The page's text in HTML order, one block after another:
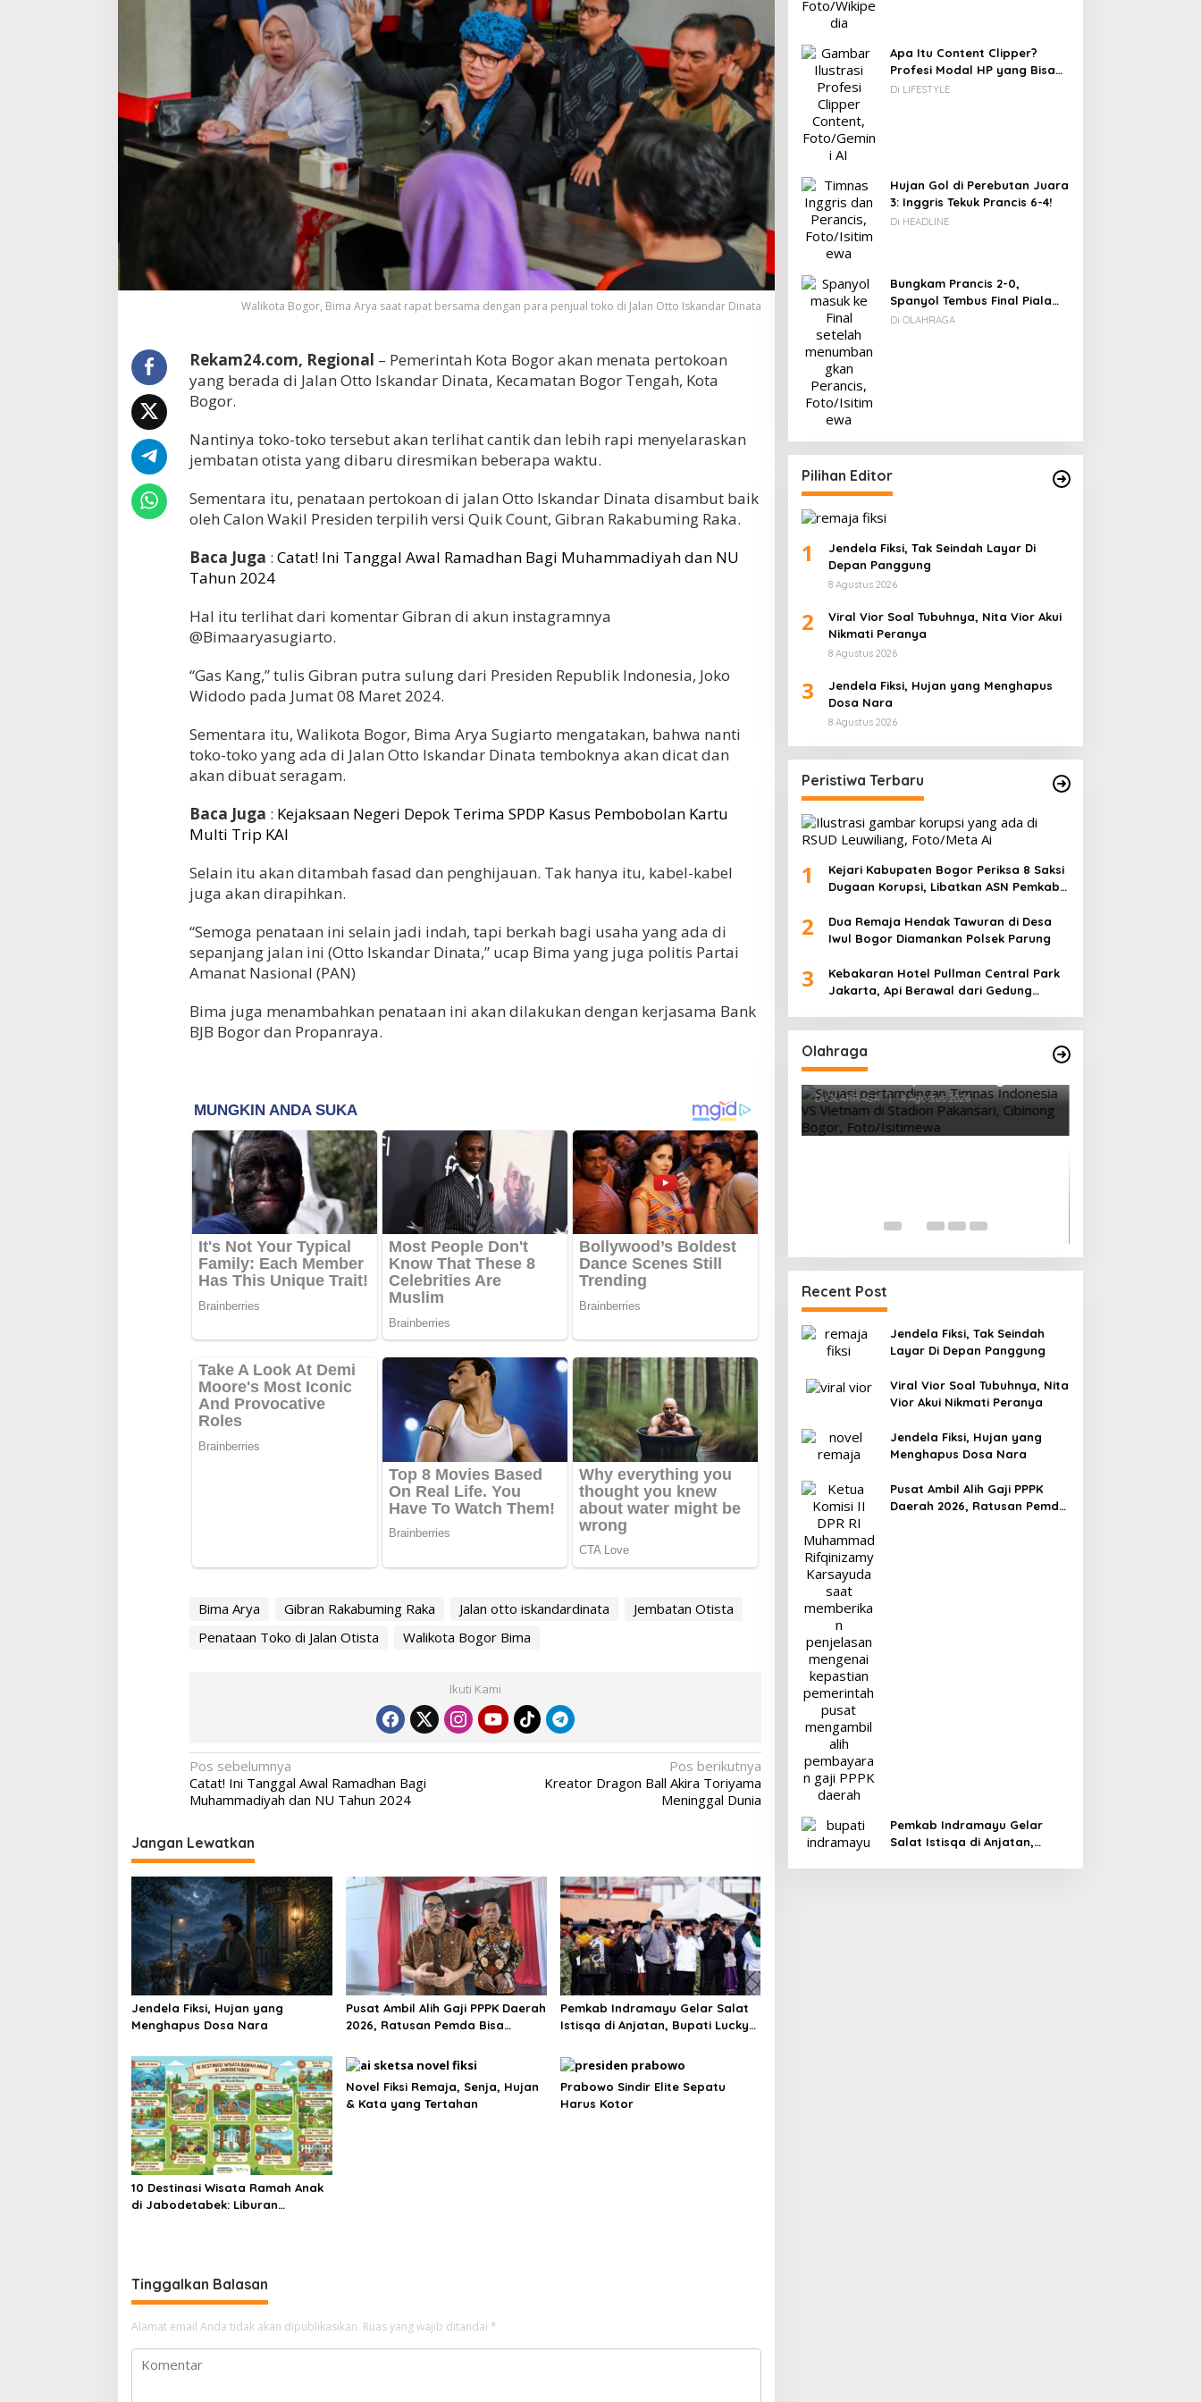
Walikota Bogor, Bima Arya saat rapat bersama dengan para penjual toko di Jalan Otto Iskandar Dinata
Rekam24.com, Regional – Pemerintah Kota Bogor akan menata pertokoan
yang berada di Jalan Otto Iskandar Dinata, Kecamatan Bogor Tengah, Kota
Bogor.
Nantinya toko-toko tersebut akan terlihat cantik dan lebih rapi menyelaraskan
jembatan otista yang dibaru diresmikan beberapa waktu.
Sementara itu, penataan pertokoan di jalan Otto Iskandar Dinata disambut baik
oleh Calon Wakil Presiden terpilih versi Quik Count, Gibran Rakabuming Raka.
Baca Juga : Catat! Ini Tanggal Awal Ramadhan Bagi Muhammadiyah dan NU
Tahun 2024
Hal itu terlihat dari komentar Gibran di akun instagramnya
@Bimaaryasugiarto.
“Gas Kang,” tulis Gibran putra sulung dari Presiden Republik Indonesia, Joko
Widodo pada Jumat 08 Maret 2024.
Sementara itu, Walikota Bogor, Bima Arya Sugiarto mengatakan, bahwa nanti
toko-toko yang ada di Jalan Otto Iskandar Dinata temboknya akan dicat dan
akan dibuat seragam.
Baca Juga : Kejaksaan Negeri Depok Terima SPDP Kasus Pembobolan Kartu
Multi Trip KAI
Selain itu akan ditambah fasad dan penghijauan. Tak hanya itu, kabel-kabel
juga akan dirapihkan.
“Semoga penataan ini selain jadi indah, tapi berkah bagi usaha yang ada di
sepanjang jalan ini (Otto Iskandar Dinata,” ucap Bima yang juga politis Partai
Amanat Nasional (PAN)
Bima juga menambahkan penataan ini akan dilakukan dengan kerjasama Bank
BJB Bogor dan Propanraya.
Bima Arya Gibran Rakabuming Raka Jalan otto iskandardinata
Jembatan Otista
Penataan Toko di Jalan Otista
Walikota Bogor Bima
Ikuti Kami
Navigasi
pos
Pos sebelumnya
Catat! Ini Tanggal Awal Ramadhan Bagi
Muhammadiyah dan NU Tahun 2024
Pos berikutnya
Kreator Dragon Ball Akira Toriyama
Meninggal Dunia
Jangan Lewatkan
Jendela Fiksi, Hujan yang
Menghapus Dosa Nara
Pusat Ambil Alih Gaji PPPK Daerah
2026, Ratusan Pemda Bisa
Pemkab Indramayu Gelar Salat
Istisqa di Anjatan, Bupati Lucky
Ikhtiar Atasi Kekeringan
10 Destinasi Wisata Ramah Anak
di Jabodetabek: Liburan
Novel Fiksi Remaja, Senja, Hujan
& Kata yang Tertahan
Prabowo Sindir Elite Sepatu
Harus Kotor
Tinggalkan Balasan
Alamat email Anda tidak akan dipublikasikan. Ruas yang wajib ditandai *
Apa Itu Content Clipper?
Profesi Modal HP yang Bisa
Menghasilkan Puluhan Juta
Di LIFESTYLE
Hujan Gol di Perebutan Juara
3: Inggris Tekuk Prancis 6-4!
Di HEADLINE
Bungkam Prancis 2-0,
Spanyol Tembus Final Piala
Dunia 2026
Di OLAHRAGA
Pilihan Editor
1
Jendela Fiksi, Tak Seindah Layar Di
Depan Panggung
8 Agustus 2026
2
Viral Vior Soal Tubuhnya, Nita Vior Akui
Nikmati Peranya
8 Agustus 2026
3
Jendela Fiksi, Hujan yang Menghapus
Dosa Nara
8 Agustus 2026
Peristiwa Terbaru
1
Kejari Kabupaten Bogor Periksa 8 Saksi
Dugaan Korupsi, Libatkan ASN Pemkab
2
Dua Remaja Hendak Tawuran di Desa
Iwul Bogor Diamankan Polsek Parung
3
Kebakaran Hotel Pullman Central Park
Jakarta, Api Berawal dari Gedung
Olahraga
Vietnam Permalukan Indonesia 3-
Manfaatkan Laga Kandang
Di OLAHRAGA | 4 Agustus 2026
Recent Post
Jendela Fiksi, Tak Seindah
Layar Di Depan Panggung
Viral Vior Soal Tubuhnya, Nita
Vior Akui Nikmati Peranya
Jendela Fiksi, Hujan yang
Menghapus Dosa Nara
Pusat Ambil Alih Gaji PPPK
Daerah 2026, Ratusan Pemda
Pemkab Indramayu Gelar
Salat Istisqa di Anjatan,